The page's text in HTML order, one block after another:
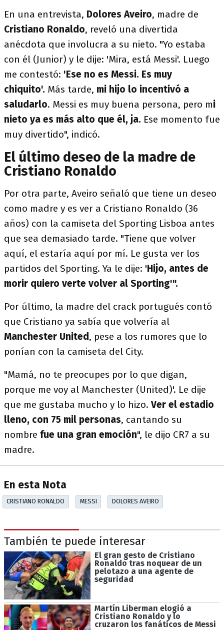
En una entrevista, Dolores Aveiro, madre de
Cristiano Ronaldo, reveló una divertida
anécdota que involucra a su nieto. "Yo estaba
con él (Junior) y le dije: 'Mira, está Messi'. Luego
me contestó: 'Ese no es Messi. Es muy
chiquito'. Más tarde, mi hijo lo incentivó a
saludarlo. Messi es muy buena persona, pero mi
nieto ya es más alto que él, ja. Ese momento fue
muy divertido", indicó.
El último deseo de la madre de
Cristiano Ronaldo
Por otra parte, Aveiro señaló que tiene un deseo
como madre y es ver a Cristiano Ronaldo (36
años) con la camiseta del Sporting Lisboa antes
que sea demasiado tarde. "Tiene que volver
aquí, el estaría aquí por mí. Le gusta ver los
partidos del Sporting. Ya le dije: 'Hijo, antes de
morir quiero verte volver al Sporting'".
Por último, la madre del crack portugués contó
que Cristiano ya sabía que volvería al
Manchester United, pese a los rumores que lo
ponían con la camiseta del City.
"Mamá, no te preocupes por lo que digan,
porque me voy al Manchester (United)'. Le dije
que me gustaba mucho y lo hizo.Ver el estadio
lleno, con 75 mil personas, cantando su
nombre fue una gran emoción", le dijo CR7 a su
madre.
En esta Nota
CRISTIANO RONALDO MESSI DOLORES AVEIRO
También te puede interesar
El gran gesto de Cristiano
Ronaldo tras noquear de un
pelotazo a una agente de
seguridad
Martín Liberman elogió a
Cristiano Ronaldo y lo
cruzaron los fanáticos de Messi